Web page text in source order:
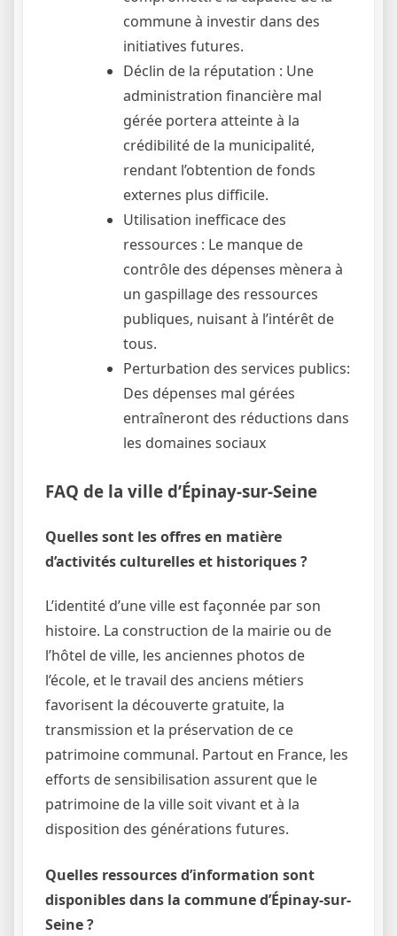
commune à investir dans des
initiatives futures.
Déclin de la réputation : Une
administration financière mal
gérée portera atteinte à la
crédibilité de la municipalité,
rendant l’obtention de fonds
externes plus difficile.
Utilisation inefficace des
ressources : Le manque de
contrôle des dépenses mènera à
un gaspillage des ressources
publiques, nuisant à l’intérêt de
tous.
Perturbation des services publics:
Des dépenses mal gérées
entraîneront des réductions dans
les domaines sociaux
FAQ de la ville d’Épinay-sur-Seine
Quelles sont les offres en matière
d’activités culturelles et historiques ?
L’identité d’une ville est façonnée par son
histoire. La construction de la mairie ou de
l’hôtel de ville, les anciennes photos de
l’école, et le travail des anciens métiers
favorisent la découverte gratuite, la
transmission et la préservation de ce
patrimoine communal. Partout en France, les
efforts de sensibilisation assurent que le
patrimoine de la ville soit vivant et à la
disposition des générations futures.
Quelles ressources d’information sont
disponibles dans la commune d’Épinay-sur-
Seine ?